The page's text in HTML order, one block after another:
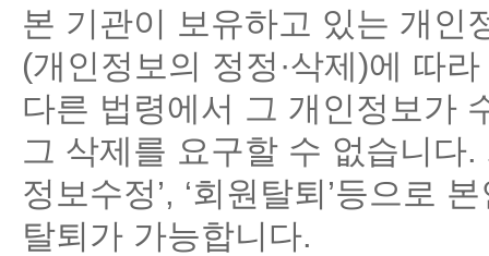
본 기관이 보유하고 있는 개인
(개인정보의 정정·삭제)에 따
다른 법령에서 그 개인정보가
그 삭제를 요구할 수 없습니다.
정보수정’, ‘회원탈퇴’등으로
탈퇴가 가능합니다.